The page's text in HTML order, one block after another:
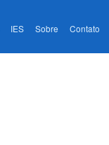
IES Sobre Contato